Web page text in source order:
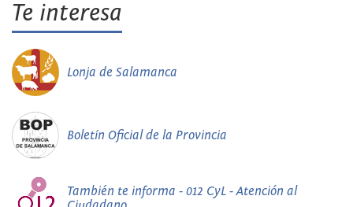
Te interesa
Lonja de Salamanca
Boletín Oficial de la Provincia
También te informa - 012 CyL - Atención al